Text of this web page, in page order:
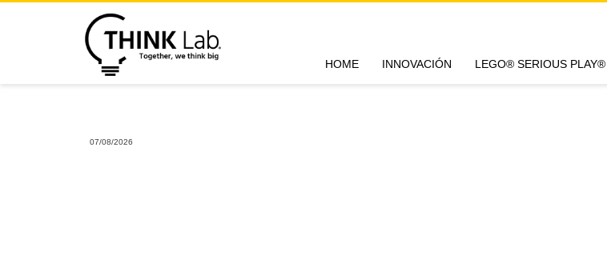
HOME INNOVACIÓN LEGO® SERIOUS PLAY®
07/08/2026